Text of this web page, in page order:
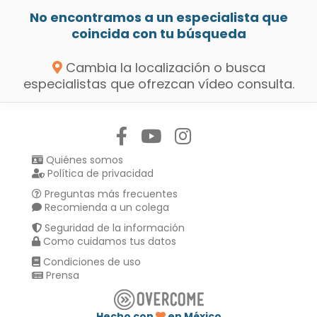
No encontramos a un especialista que
coincida con tu búsqueda
Cambia la localización o busca
especialistas que ofrezcan vídeo consulta.
Quiénes somos
Política de privacidad
Preguntas más frecuentes
Recomienda a un colega
Seguridad de la información
Como cuidamos tus datos
Condiciones de uso
Prensa